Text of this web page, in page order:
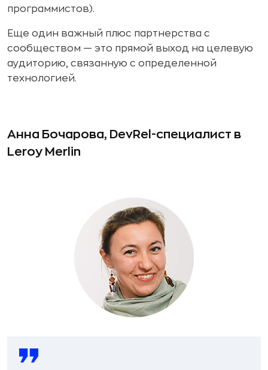
программистов).
Еще один важный плюс партнерства с
сообществом — это прямой выход на целевую
аудиторию, связанную с определенной
технологией.
Анна Бочарова, DevRel-специалист в
Leroy Merlin